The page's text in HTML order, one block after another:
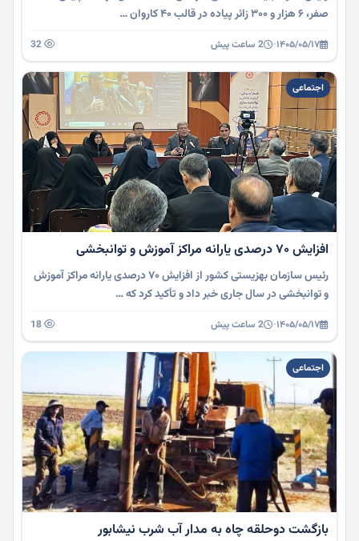
صفر، ۶ هزار و ۳۰۰ زائر پیاده در قالب ۴۰ کاروان …
۱۴۰۵/۰۵/۱۷· 2 ساعت پیش
اجتماعی
افزایش ۷۰ درصدی یارانه مراکز آموزش و توانبخشی
رئیس سازمان بهزیستی کشور از افزایش ۷۰ درصدی یارانه مراکز آموزش
و توانبخشی در سال جاری خبر داد و تأکید کرد که …
۱۴۰۵/۰۵/۱۷· 2 ساعت پیش
اجتماعی
بازگشت دوحلقه چاه به مدار آب شرب نیشابور